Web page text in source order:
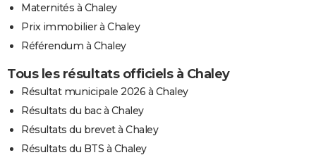
Maternités à Chaley
Prix immobilier à Chaley
Référendum à Chaley
Tous les résultats officiels à Chaley
Résultat municipale 2026 à Chaley
Résultats du bac à Chaley
Résultats du brevet à Chaley
Résultats du BTS à Chaley